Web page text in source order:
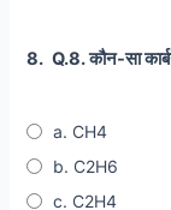
8. Q.8. कौन-सा
a. CH4
b. C2H6
c. C2H4